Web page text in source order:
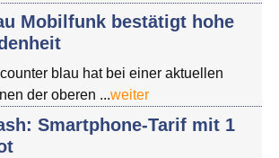
Mobilfunk bestätigt hohe
blau hat bei einer aktuellen
der oberen ...weiter
Smartphone-Tarif mit 1